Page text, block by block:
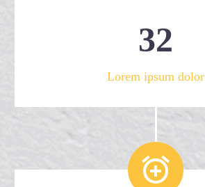
32
Lorem ipsum dolor

